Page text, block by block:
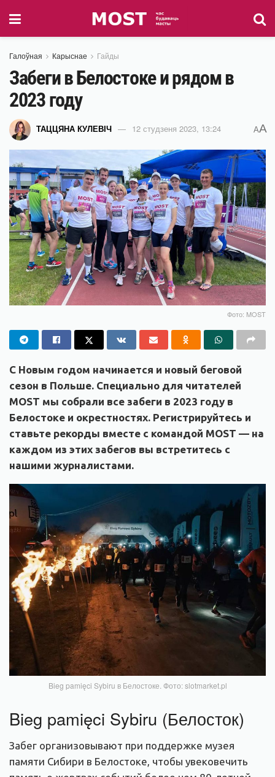
Галоўная Карыснае Гайды
Забеги в Белостоке и рядом в
2023 году
ТАЦЦЯНА КУЛЕВІЧ 12 студзеня 2023, 13:24 AA
Фото: MOST
С Новым годом начинается и новый беговой
сезон в Польше. Специально для читателей
MOST мы собрали все забеги в 2023 году в
Белостоке и окрестностях. Регистрируйтесь и
ставьте рекорды вместе с командой MOST — на
каждом из этих забегов вы встретитесь с
нашими журналистами.
Bieg pamięci Sybiru в Белостоке. Фото: slotmarket.pl
Bieg pamięci Sybiru (Белосток)
Забег организовывают при поддержке музея
памяти Сибири в Белостоке, чтобы увековечить